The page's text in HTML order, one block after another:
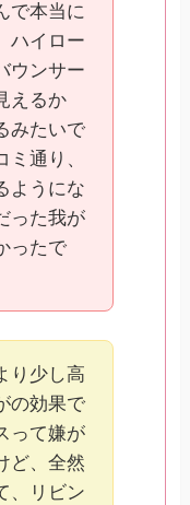
で本当に
ハイロー
ウンサー
えるか
みたいで
通り、
ようにな
った我が
ったで
り少し高
の効果で
って嫌が
ど、全然
、リビン